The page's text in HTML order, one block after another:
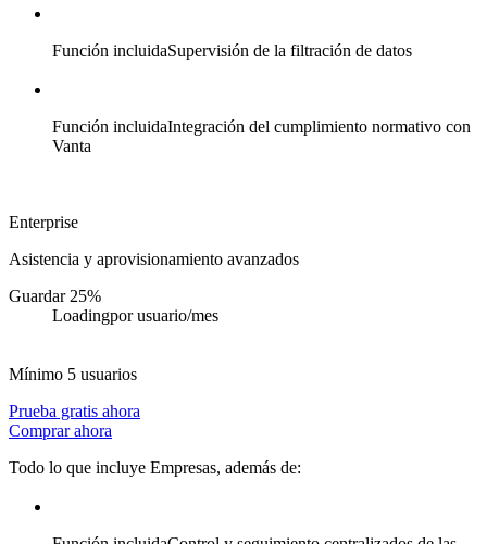
Función incluidaSupervisión de la filtración de datos
Función incluidaIntegración del cumplimiento normativo con
Vanta
Enterprise
Asistencia y aprovisionamiento avanzados
Guardar 25%
Loadingpor usuario/mes
Mínimo 5 usuarios
Prueba gratis ahora
Comprar ahora
Todo lo que incluye Empresas, además de: